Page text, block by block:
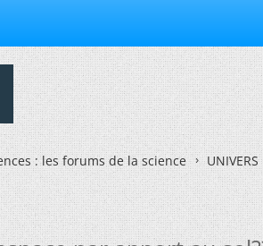
: les forums de la science UNIVERS